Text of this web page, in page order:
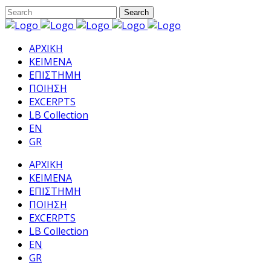
ΑΡΧΙΚΗ
ΚΕΙΜΕΝΑ
ΕΠΙΣΤΗΜΗ
ΠΟΙΗΣΗ
EXCERPTS
LB Collection
EN
GR
ΑΡΧΙΚΗ
ΚΕΙΜΕΝΑ
ΕΠΙΣΤΗΜΗ
ΠΟΙΗΣΗ
EXCERPTS
LB Collection
EN
GR